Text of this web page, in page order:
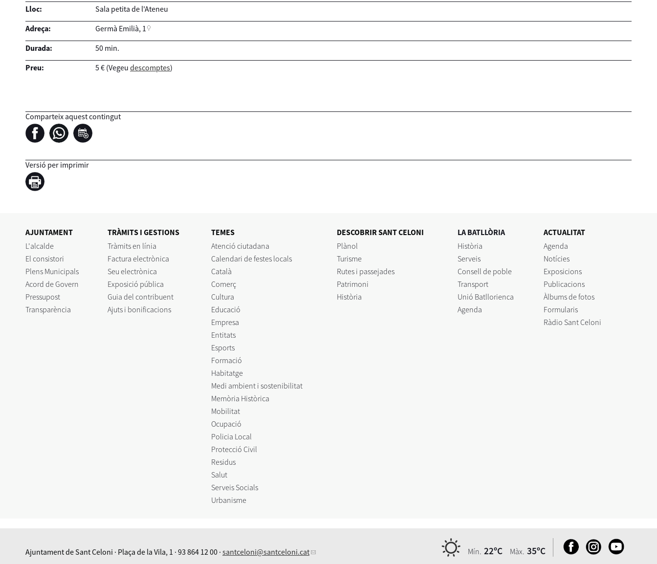
Lloc:
Sala petita de l'Ateneu
Adreça:
Germà Emilià, 1
Durada:
50 min.
Preu:
5 € (Vegeu descomptes)
Comparteix aquest contingut
Versió per imprimir
AJUNTAMENT
L'alcalde
El consistori
Plens Municipals
Acord de Govern
Pressupost
Transparència
TRÀMITS I GESTIONS
Tràmits en línia
Factura electrònica
Seu electrònica
Exposició pública
Guia del contribuent
Ajuts i bonificacions
TEMES
Atenció ciutadana
Calendari de festes locals
Català
Comerç
Cultura
Educació
Empresa
Entitats
Esports
Formació
Habitatge
Medi ambient i sostenibilitat
Memòria Històrica
Mobilitat
Ocupació
Policia Local
Protecció Civil
Residus
Salut
Serveis Socials
Urbanisme
DESCOBRIR SANT CELONI
Plànol
Turisme
Rutes i passejades
Patrimoni
Història
LA BATLLÒRIA
Història
Serveis
Consell de poble
Transport
Unió Batllorienca
Agenda
ACTUALITAT
Agenda
Notícies
Exposicions
Publicacions
Àlbums de fotos
Formularis
Ràdio Sant Celoni
Ajuntament de Sant Celoni · Plaça de la Vila, 1 · 93 864 12 00 · santceloni@santceloni.cat Mín. 22ºC Màx. 35ºC